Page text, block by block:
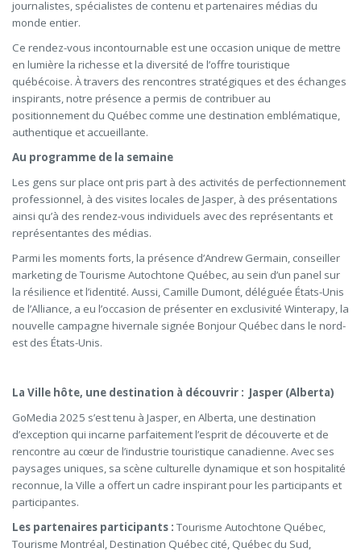
journalistes, spécialistes de contenu et partenaires médias du
monde entier.
Ce rendez-vous incontournable est une occasion unique de mettre
en lumière la richesse et la diversité de l’offre touristique
québécoise. À travers des rencontres stratégiques et des échanges
inspirants, notre présence a permis de contribuer au
positionnement du Québec comme une destination emblématique,
authentique et accueillante.
Au programme de la semaine
Les gens sur place ont pris part à des activités de perfectionnement
professionnel, à des visites locales de Jasper, à des présentations
ainsi qu’à des rendez-vous individuels avec des représentants et
représentantes des médias.
Parmi les moments forts, la présence d’Andrew Germain, conseiller
marketing de Tourisme Autochtone Québec, au sein d’un panel sur
la résilience et l’identité. Aussi, Camille Dumont, déléguée États-Unis
de l’Alliance, a eu l’occasion de présenter en exclusivité Winterapy, la
nouvelle campagne hivernale signée Bonjour Québec dans le nord-
est des États-Unis.
La Ville hôte, une destination à découvrir : Jasper (Alberta)
GoMedia 2025 s’est tenu à Jasper, en Alberta, une destination
d’exception qui incarne parfaitement l’esprit de découverte et de
rencontre au cœur de l’industrie touristique canadienne. Avec ses
paysages uniques, sa scène culturelle dynamique et son hospitalité
reconnue, la Ville a offert un cadre inspirant pour les participants et
participantes.
Les partenaires participants : Tourisme Autochtone Québec,
Tourisme Montréal, Destination Québec cité, Québec du Sud,